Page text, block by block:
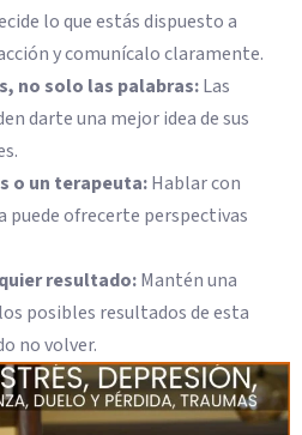
lo que estás dispuesto a
y comunícalo claramente.
no solo las palabras:Las
darte una mejor idea de sus
o un terapeuta:Hablar con
puede ofrecerte perspectivas
resultado:Mantén una
posibles resultados de esta
no volver.